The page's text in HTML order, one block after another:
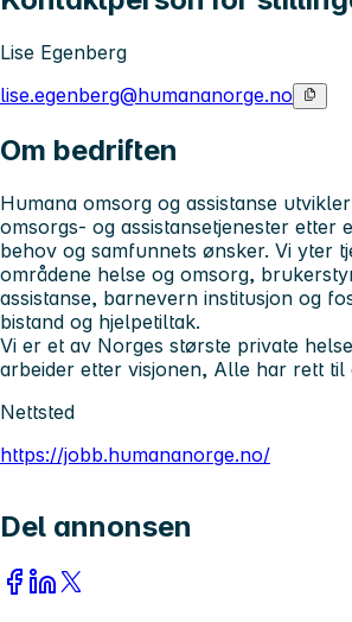
Lise Egenberg
lise.egenberg@humananorge.no
Om bedriften
Humana omsorg og assistanse
omsorgs- og assistansetjenester etter
behov og samfunnets ønsker. Vi yter
områdene helse og omsorg,
assistanse, barnevern institusjon og
bistand og hjelpetiltak.
Vi er et av Norges største private
arbeider etter visjonen, Alle har rett til
Nettsted
https://jobb.humananorge.no/
Del annonsen